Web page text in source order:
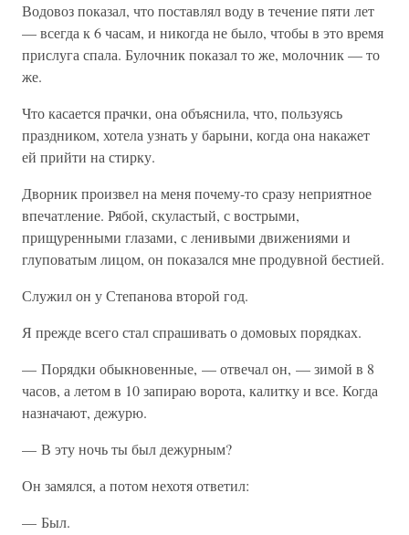
Водовоз показал, что поставлял воду в течение пяти лет
— всегда к 6 часам, и никогда не было, чтобы в это время
прислуга спала. Булочник показал то же, молочник — то
же.
Что касается прачки, она объяснила, что, пользуясь
праздником, хотела узнать у барыни, когда она накажет
ей прийти на стирку.
Дворник произвел на меня почему-то сразу неприятное
впечатление. Рябой, скуластый, с вострыми,
прищуренными глазами, с ленивыми движениями и
глуповатым лицом, он показался мне продувной бестией.
Служил он у Степанова второй год.
Я прежде всего стал спрашивать о домовых порядках.
— Порядки обыкновенные, — отвечал он, — зимой в 8
часов, а летом в 10 запираю ворота, калитку и все. Когда
назначают, дежурю.
— В эту ночь ты был дежурным?
Он замялся, а потом нехотя ответил:
— Был.